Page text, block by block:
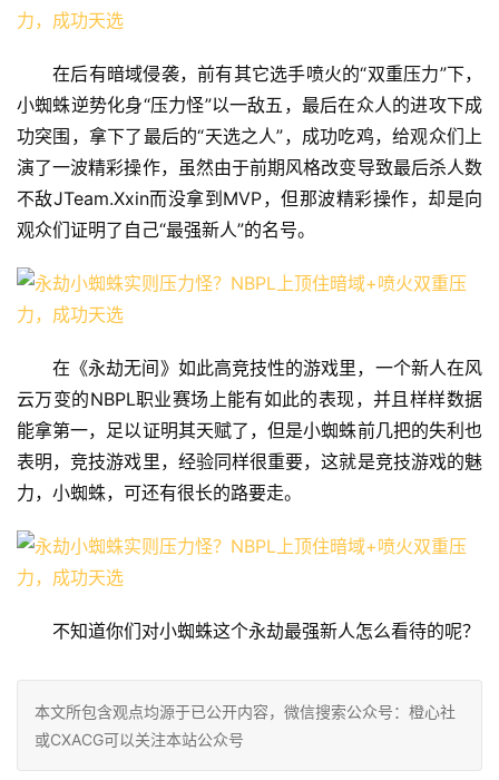
在后有暗域侵袭，前有其它选手喷火的“双重压力”下，
小蜘蛛逆势化身“压力怪”以一敌五，最后在众人的进攻下成
功突围，拿下了最后的“天选之人”，成功吃鸡，给观众们上
演了一波精彩操作，虽然由于前期风格改变导致最后杀人数
不敌JTeam.Xxin而没拿到MVP，但那波精彩操作，却是向
观众们证明了自己“最强新人”的名号。
在《永劫无间》如此高竞技性的游戏里，一个新人在风
云万变的NBPL职业赛场上能有如此的表现，并且样样数据
能拿第一，足以证明其天赋了，但是小蜘蛛前几把的失利也
表明，竞技游戏里，经验同样很重要，这就是竞技游戏的魅
力，小蜘蛛，可还有很长的路要走。
不知道你们对小蜘蛛这个永劫最强新人怎么看待的呢？
本文所包含观点均源于已公开内容，微信搜索公众号：橙心社
或CXACG可以关注本站公众号